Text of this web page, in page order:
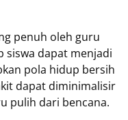
penuh oleh guru
siswa dapat menjadi
pola hidup bersih
dapat diminimalisir
pulih dari bencana.